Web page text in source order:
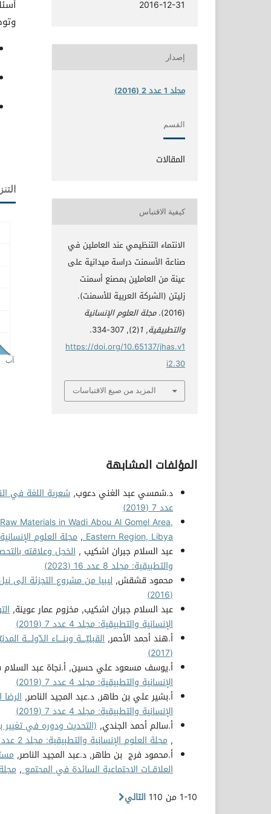
2016-12-31
إصدار
مجلد 1 عدد 2 (2016)
القسم
المقالات
كيفية الاقتباس
الانتماء التنظيمي عند العاملين في
صناعة الأسمنت دراسة ميدانية على
عينة من العاملين بمصنع أسمنت
زليتن (الشركة العربية للأسمنت).
(2016).
مجلة العلوم الإنسانية
والتطبيقية,
1
(2), 307-334.
https://doi.org/10.65137/jhas.v1
i2.30
المزيد من صيغ الاقتباسات
المؤلفات المشابهة
د.شمسي عبد الغني دعوب, شعرية اللغة في
عدد 7 (2019)
Materials in Wadi Abou Al Gomel Area,
Eastern Region, Libya
, مجلة العلوم الإنسانية
عبد السلام جبران اشكيب , الخجل وعلاقته
والتطبيقية: مجلد 8 عدد 16 (2023)
محمود قشقش, ليبيا من مشروع التجزئة الى نيل
(2016)
عبد السلام جبران اشكيب, مخزوم عمار عوينة,
الإنسانية والتطبيقية: مجلد 4 عدد 7 (2019)
أ.هند أحمد الأحمر, القبليّــــة وبنــــاء الدّولــــة
(2017)
أ.يوسف مسعود علي حسين, أ.نجاة عبد
الإنسانية والتطبيقية: مجلد 4 عدد 7 (2019)
أ.بشير علي بن طاهر, د.عبد المجيد الناصر,
الإنسانية والتطبيقية: مجلد 4 عدد 7 (2019)
أ.سالم أحمد الجندي, (التحديث ودوره في تغيير
, مجلة العلوم الإنسانية والتطبيقية: مجلد 2 عدد 3 (2017)
أ.محمود فرج بن طاهر, د.عبد المجيد الناصر,
العلاقــات الاجتماعية السائدة في المجتمع, مجلة
1-10 من 110
التالي